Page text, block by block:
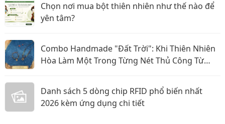
Chọn nơi mua bột thiên nhiên như thế nào để
yên tâm?
Combo Handmade "Đất Trời": Khi Thiên Nhiên
Hòa Làm Một Trong Từng Nét Thủ Công Từ
Danh sách 5 dòng chip RFID phổ biến nhất
2026 kèm ứng dụng chi tiết